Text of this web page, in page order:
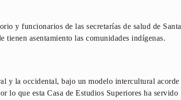
y funcionarios de las secretarías de salud de Santa
asentamiento las comunidades indígenas.
y la occidental, bajo un modelo intercultural acorde
lo que esta Casa de Estudios Superiores ha servido